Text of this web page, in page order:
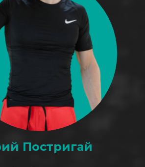
Постригай